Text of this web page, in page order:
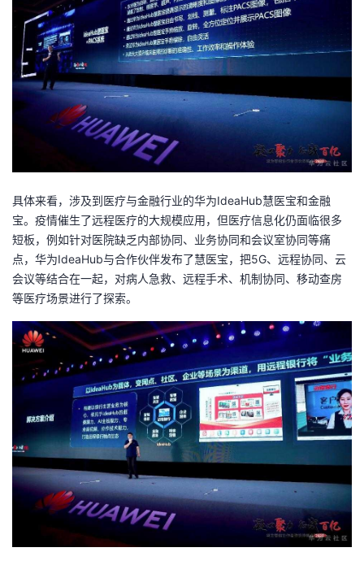
具体来看，涉及到医疗与金融行业的华为IdeaHub慧医宝和金融
宝。疫情催生了远程医疗的大规模应用，但医疗信息化仍面临很多
短板，例如针对医院缺乏内部协同、业务协同和会议室协同等痛
点，华为IdeaHub与合作伙伴发布了慧医宝，把5G、远程协同、云
会议等结合在一起，对病人急救、远程手术、机制协同、移动查房
等医疗场景进行了探索。